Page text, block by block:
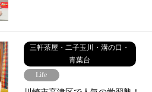
三軒茶屋・二子玉川・溝の口・
青葉台
Life